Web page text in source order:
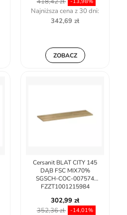
Najniższa cena z 30 dni:
342,69 zł
ZOBACZ
Cersanit BLAT CITY 145
DĄB FSC MIX70%
SGSCH-COC-007574
FZZT1001215984
302,99 zł
352,36 zł
-14,01%